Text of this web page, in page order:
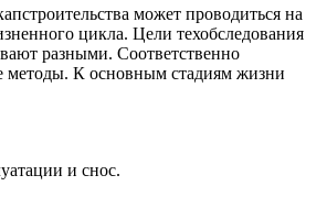
может проводиться на
цикла. Цели техобследования
разными. Соответственно
методы. К основным стадиям жизни
и снос.